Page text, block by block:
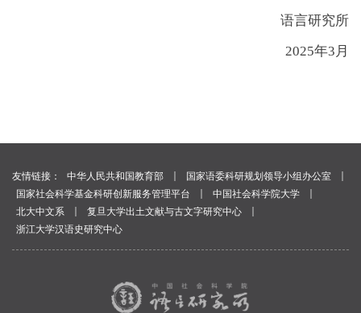
语言研究所
2025年3月
友情链接： 中华人民共和国教育部 国家语委科研规划领导小组办公室
国家社会科学基金科研创新服务管理平台
中国社会科学院大学
北大中文系
复旦大学出土文献与古文字研究中心
浙江大学汉语史研究中心